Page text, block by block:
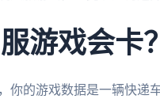
游戏会卡？
的游戏数据是一辆快递